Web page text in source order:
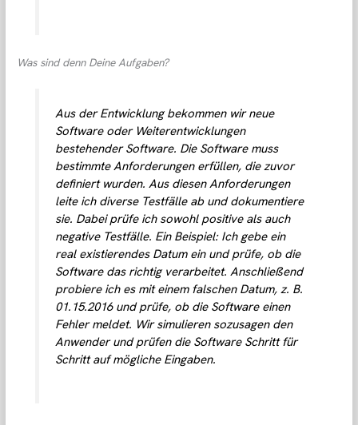
Was sind denn Deine Aufgaben?
Aus der Entwicklung bekommen wir neue
Software oder Weiterentwicklungen
bestehender Software. Die Software muss
bestimmte Anforderungen erfüllen, die zuvor
definiert wurden. Aus diesen Anforderungen
leite ich diverse Testfälle ab und dokumentiere
sie. Dabei prüfe ich sowohl positive als auch
negative Testfälle. Ein Beispiel: Ich gebe ein
real existierendes Datum ein und prüfe, ob die
Software das richtig verarbeitet. Anschließend
probiere ich es mit einem falschen Datum, z. B.
01.15.2016 und prüfe, ob die Software einen
Fehler meldet. Wir simulieren sozusagen den
Anwender und prüfen die Software Schritt für
Schritt auf mögliche Eingaben.